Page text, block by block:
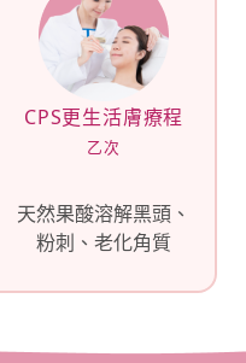
CPS更生活膚療程
乙次
天然果酸溶解黑頭、
粉刺、老化角質